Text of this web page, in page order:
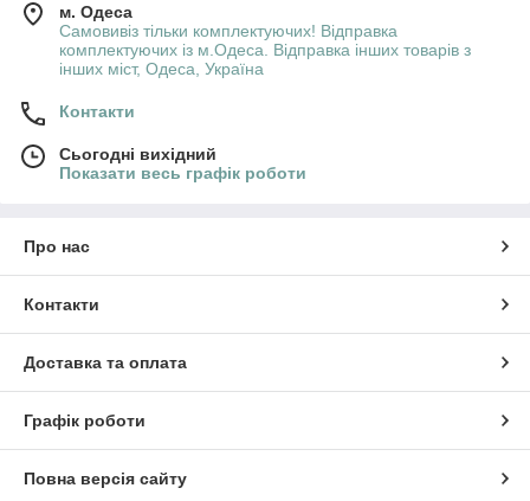
м. Одеса
Самовивіз тільки комплектуючих! Відправка
комплектуючих із м.Одеса. Відправка інших товарів з
інших міст, Одеса, Україна
Контакти
Сьогодні вихідний
Показати весь графік роботи
Про нас
Контакти
Доставка та оплата
Графік роботи
Повна версія сайту